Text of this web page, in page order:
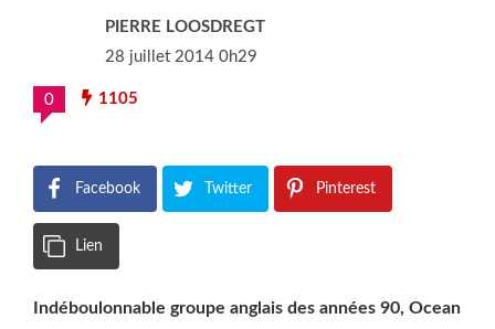
PIERRE LOOSDREGT
28 juillet 2014 0h29
0 1105
Facebook Twitter Pinterest
Lien
Indéboulonnable groupe anglais des années 90, Ocean